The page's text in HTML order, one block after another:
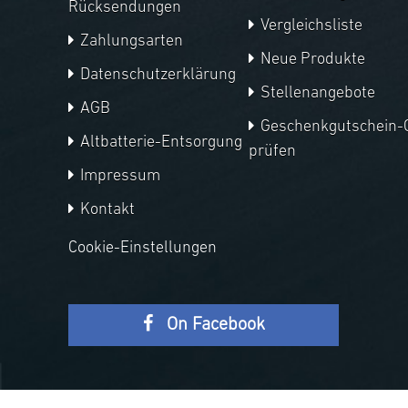
Rücksendungen
Zahlungsarten
Datenschutzerklärung
AGB
Altbatterie-Entsorgung
Impressum
Kontakt
Vergleichsliste
Neue Produkte
Stellenangebote
Geschenkgutschein-
prüfen
Cookie-Einstellungen
On Facebook